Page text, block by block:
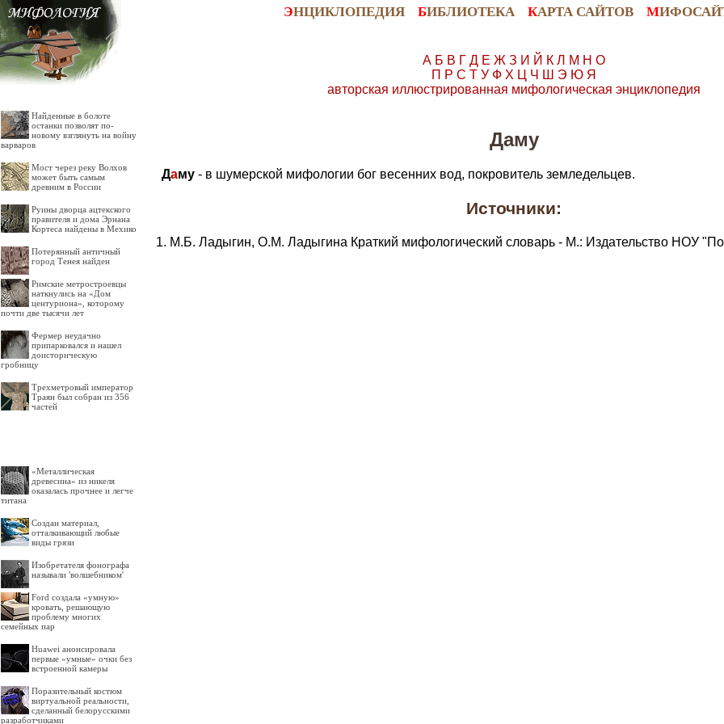
ЭНЦИКЛОПЕДИЯ БИБЛИОТЕКА КАРТА САЙТОВ М
Найденные в болоте
останки позволят по-
новому взглянуть на войну
варваров
Мост через реку Волхов
может быть самым
древним в России
Руины дворца ацтекского
правителя и дома Эрнана
Кортеса найдены в Мехико
Потерянный античный
город Тенея найден
Римские метростроевцы
наткнулись на «Дом
центуриона», которому
почти две тысячи лет
Фермер неудачно
припарковался и нашел
доисторическую
гробницу
Трехметровый император
Траян был собран из 356
частей
«Металлическая
древесина» из никеля
оказалась прочнее и легче
титана
Создан материал,
отталкивающий любые
виды грязи
Изобретателя фонографа
называли 'волшебником'
Ford создала «умную»
кровать, решающую
проблему многих
семейных пар
Huawei анонсировала
первые «умные» очки без
встроенной камеры
Поразительный костюм
виртуальной реальности,
сделанный белорусскими
разработчиками
А Б В Г Д Е Ж З И Й К Л М Н О
П Р С Т У Ф Х Ц Ч Ш Э Ю Я
авторская иллюстрированная мифологическая энциклопедия
Даму
Даму - в шумерской мифологии бог весенних вод, покровитель земледельцев.
Источники:
М.Б. Ладыгин, О.М. Ладыгина Краткий мифологический словарь - М.: Издательство НОУ